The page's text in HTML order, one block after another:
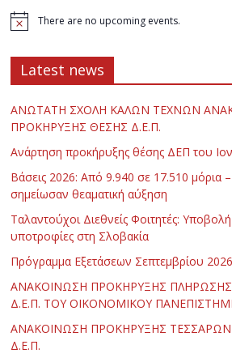
There are no upcoming events.
Latest news
ΑΝΩΤΑΤΗ ΣΧΟΛΗ ΚΑΛΩΝ ΤΕΧΝΩΝ
ΠΡΟΚΗΡΥΞΗΣ ΘΕΣΗΣ Δ.Ε.Π.
Ανάρτηση προκήρυξης θέσης ΔΕΠ του
Βάσεις 2026: Από 9.940 σε 17.510 μόρια
σημείωσαν θεαματική αύξηση
Ταλαντούχοι Διεθνείς Φοιτητές:
υποτροφίες στη Σλοβακία
Πρόγραμμα Εξετάσεων Σεπτεμβρίου 2026
ΑΝΑΚΟΙΝΩΣΗ ΠΡΟΚΗΡΥΞΗΣ
Δ.Ε.Π. ΤΟΥ ΟΙΚΟΝΟΜΙΚΟΥ
ΑΝΑΚΟΙΝΩΣΗ ΠΡΟΚΗΡΥΞΗΣ
Δ.Ε.Π.